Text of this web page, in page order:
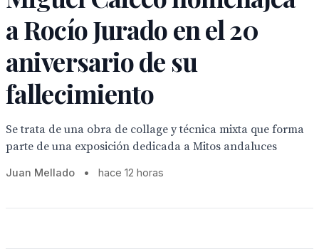
a Rocío Jurado en el 20
aniversario de su
fallecimiento
Se trata de una obra de collage y técnica mixta que forma
parte de una exposición dedicada a Mitos andaluces
Juan Mellado • hace 12 horas